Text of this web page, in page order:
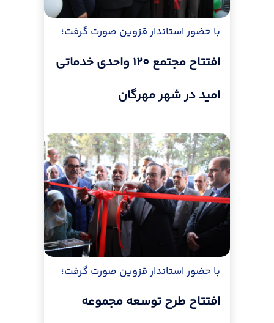
با حضور استاندار قزوین صورت گرفت؛
افتتاح مجتمع ۱۲۰ واحدی خدماتی
امید در شهر مهرگان
با حضور استاندار قزوین صورت گرفت؛
افتتاح طرح توسعه مجموعه